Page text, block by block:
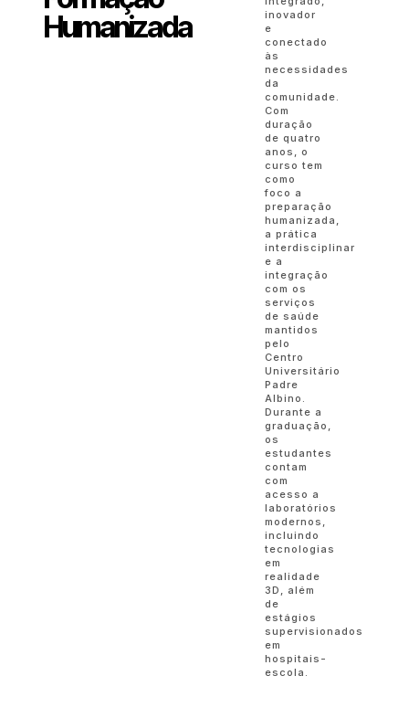
Humanizada
inovador
e
conectado
às
necessidades
da
comunidade.
Com
duração
de quatro
anos, o
curso tem
como
foco a
preparação
humanizada,
a prática
interdisciplinar
e a
integração
com os
serviços
de saúde
mantidos
pelo
Centro
Universitário
Padre
Albino.
Durante a
graduação,
os
estudantes
contam
com
acesso a
laboratórios
modernos,
incluindo
tecnologias
em
realidade
3D, além
de
estágios
supervisionados
em
hospitais-
escola.